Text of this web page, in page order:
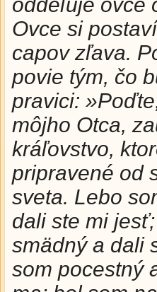
Ovce si
capov zľava.
povie tým, čo
pravici:
môjho Otca,
kráľovstvo,
pripravené od
sveta. Lebo
dali ste mi
smädný a dali
som pocestný